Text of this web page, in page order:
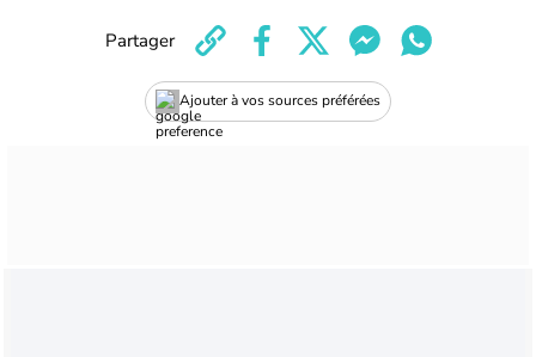
Ajouter à vos sources préférées
Partager